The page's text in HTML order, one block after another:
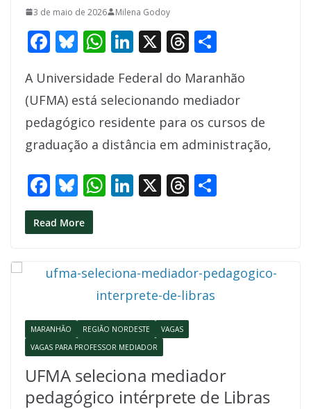
3 de maio de 2026 Milena Godoy
F
e
b
o
o
k
Bl
e
sk
y
W
at
s
A
p
p
Li
k
e
dI
n
X T
re
a
d
s
ar
e
A Universidade Federal do Maranhão
(UFMA) está selecionando mediador
pedagógico residente para os cursos de
graduação a distância em administração,
F
ac
e
o
k
Bl
u
e
y
W
A
p
p
Li
dI
n
X T
d
s
Read More
MARANHÃO REGIÃO NORDESTE
VAGAS
VAGAS PARA PROFESSOR MEDIADOR
UFMA seleciona mediador
pedagógico intérprete de Libras